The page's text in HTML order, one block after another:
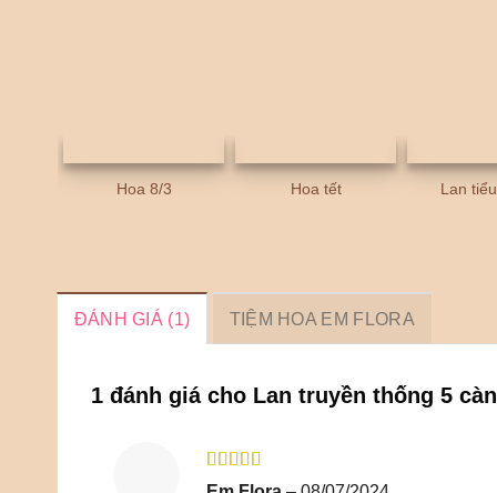
Hoa 8/3 Hoa tết Lan
ĐÁNH GIÁ (1) TIỆM HOA EM FLORA
1 đánh giá cho Lan truyền thống 5
Được xếp